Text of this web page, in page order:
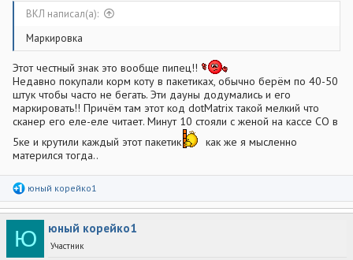
ВКЛ написал(а):
Маркировка
Этот честный знак это вообще пипец!!
Недавно покупали корм коту в пакетиках, обычно берём по 40-50
штук чтобы часто не бегать. Эти дауны додумались и его
маркировать!! Причём там этот код dotMatrix такой мелкий что
сканер его еле-еле читает. Минут 10 стояли с женой на кассе СО в
5ке и крутили каждый этот пакетик
как же я мысленно
матерился тогда..
Р
а
к
ц
и
юный корейко1
Ю юный корейко1
Участник